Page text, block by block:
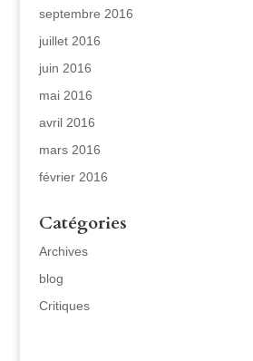
septembre 2016
juillet 2016
juin 2016
mai 2016
avril 2016
mars 2016
février 2016
Catégories
Archives
blog
Critiques